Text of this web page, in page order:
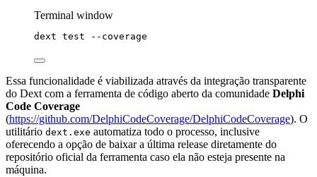
Terminal window
dext test --coverage
Essa funcionalidade é viabilizada através da integração transparente
do Dext com a ferramenta de código aberto da comunidade Delphi
Code Coverage
(https://github.com/DelphiCodeCoverage/DelphiCodeCoverage). O
utilitário dext.exe automatiza todo o processo, inclusive
oferecendo a opção de baixar a última release diretamente do
repositório oficial da ferramenta caso ela não esteja presente na
máquina.